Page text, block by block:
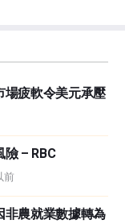
作者不對本頁連結的
本文中提到的任何股票
。除了FXStreet，作
確性、完整性或適用
漏或任何損失，傷害
。本文作者和
資建議。
場疲軟令美元承壓
– RBC
前
非農就業數據轉為